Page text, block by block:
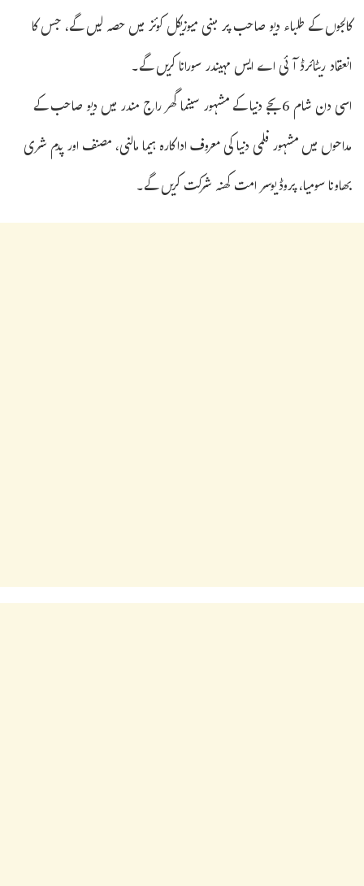
کالجوں کے طلباء دیو صاحب پر مبنی میوزیکل کوئز میں حصہ لیں گے، جس کا
انعقاد ریٹائرڈ آئی اے ایس مہیندر سورانا کریں گے۔
اسی دن شام 6 بجے دنیا کے مشہور سینما گھر راج مندر میں دیو صاحب کے
مداحوں میں مشہور فلمی دنیا کی معروف اداکارہ ہیما مالنی، مصنف اور پدم شری
بھاونا سومیا، پروڈیوسر امت کھنہ شرکت کریں گے۔